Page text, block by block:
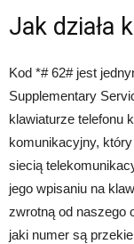
Jak działa
Kod *# 62# jest
Supplementary
klawiaturze telefonu
komunikacyjny,
siecią
jego wpisaniu na
zwrotną od naszego
jaki numer są